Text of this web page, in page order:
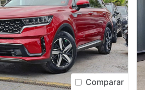
Comparar